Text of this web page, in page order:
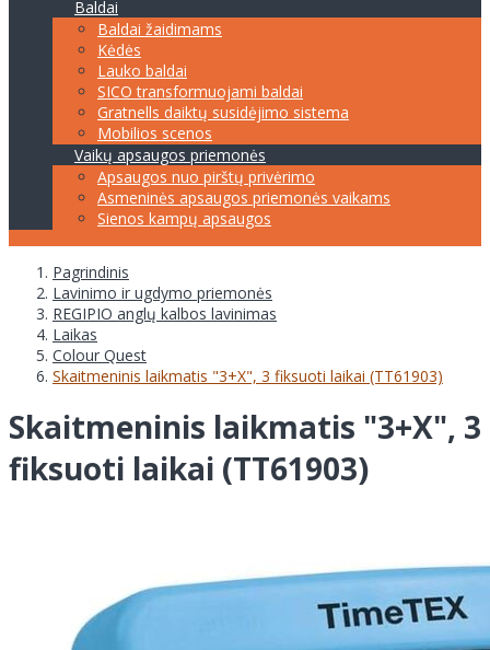
Baldai
Baldai žaidimams
Kėdės
Lauko baldai
SICO transformuojami baldai
Gratnells daiktų susidėjimo sistema
Mobilios scenos
Vaikų apsaugos priemonės
Apsaugos nuo pirštų privėrimo
Asmeninės apsaugos priemonės vaikams
Sienos kampų apsaugos
Pagrindinis
Lavinimo ir ugdymo priemonės
REGIPIO anglų kalbos lavinimas
Laikas
Colour Quest
Skaitmeninis laikmatis "3+X", 3 fiksuoti laikai (TT61903)
Skaitmeninis laikmatis "3+X", 3
fiksuoti laikai (TT61903)